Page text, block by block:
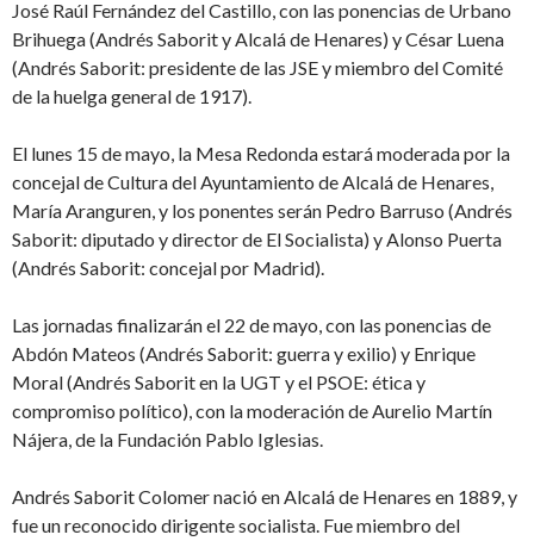
José Raúl Fernández del Castillo, con las ponencias de Urbano
Brihuega (Andrés Saborit y Alcalá de Henares) y César Luena
(Andrés Saborit: presidente de las JSE y miembro del Comité
de la huelga general de 1917).
El lunes 15 de mayo, la Mesa Redonda estará moderada por la
concejal de Cultura del Ayuntamiento de Alcalá de Henares,
María Aranguren, y los ponentes serán Pedro Barruso (Andrés
Saborit: diputado y director de El Socialista) y Alonso Puerta
(Andrés Saborit: concejal por Madrid).
Las jornadas finalizarán el 22 de mayo, con las ponencias de
Abdón Mateos (Andrés Saborit: guerra y exilio) y Enrique
Moral (Andrés Saborit en la UGT y el PSOE: ética y
compromiso político), con la moderación de Aurelio Martín
Nájera, de la Fundación Pablo Iglesias.
Andrés Saborit Colomer nació en Alcalá de Henares en 1889, y
fue un reconocido dirigente socialista. Fue miembro del